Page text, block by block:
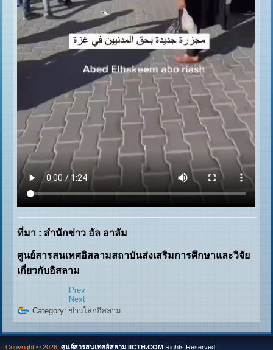
ที่มา : สำนักข่าว อัล อาลัม
ศูนย์สารสนเทศอิสลามสถาบันส่งเสริมการศึกษาและวิจัย
เกี่ยวกับอิสลาม
Prev
Next
Category:ข่าวโลกอิสลาม
Copyright © 2026. ศูนย์สารสนเทศอิสลาม IICTH.COM Rights Reserved.